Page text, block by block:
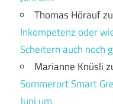
Thomas Höraufzu
Inkompetenz oder
Scheitern auch noch
Marianne Knüsli
Sommerort Smart
Juni um.